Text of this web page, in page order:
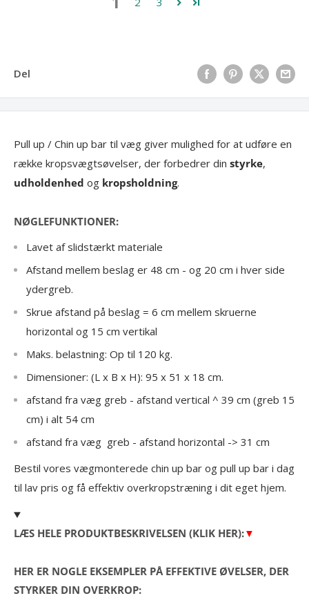
Del
Pull up / Chin up bar til væg giver mulighed for at udføre en
række kropsvægtsøvelser, der forbedrer din styrke,
udholdenhed og kropsholdning.
NØGLEFUNKTIONER:
Lavet af slidstærkt materiale
Afstand mellem beslag er 48 cm - og 20 cm i hver side
ydergreb.
Skrue afstand på beslag = 6 cm mellem skruerne
horizontal og 15 cm vertikal
Maks. belastning: Op til 120 kg.
Dimensioner: (L x B x H): 95 x 51 x 18 cm.
afstand fra væg greb - afstand vertical ^ 39 cm (greb 15
cm) i alt 54 cm
afstand fra væg greb - afstand horizontal -> 31 cm
Bestil vores vægmonterede chin up bar og pull up bar i dag
til lav pris og få effektiv overkropstræning i dit eget hjem.
LÆS HELE PRODUKTBESKRIVELSEN (KLIK HER):▼
HER ER NOGLE EKSEMPLER PÅ EFFEKTIVE ØVELSER, DER
STYRKER DIN OVERKROP: